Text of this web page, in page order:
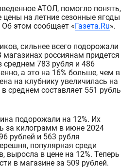
цены на летниесезонные ягоды
Об этом сообщает «Газета.Ru».
сильнее всего подорожали
россиянам придется
среднем 783 рубля и 486
а это на 16% больше, чем в
на клубнику увеличилась на
среднем составляет 551 рубль
подорожали на 12%. Их
за килограмм в июне 2024
рублей и 563 рубля
популярная среди
выросла в цене на 12%. Теперь
в магазине за 509 рублей.